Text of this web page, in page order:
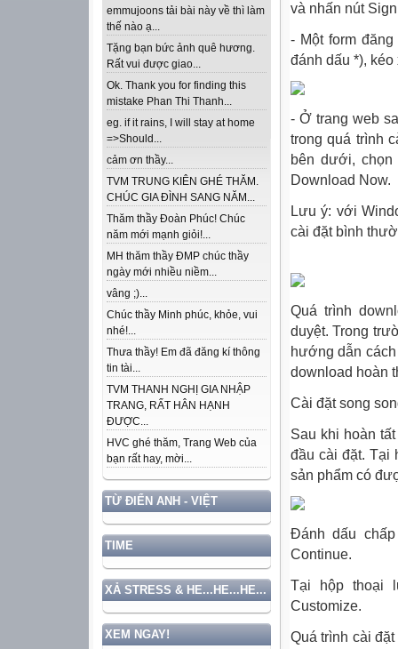
emmujoons tải bài này về thì làm
thế nào ạ...
Tặng bạn bức ảnh quê hương.
Rất vui được giao...
Ok. Thank you for finding this
mistake Phan Thi Thanh...
eg. if it rains, I will stay at home
=>Should...
cảm ơn thầy...
TVM TRUNG KIÊN GHÉ THĂM.
CHÚC GIA ĐÌNH SANG NĂM...
Thăm thầy Đoàn Phúc! Chúc
năm mới mạnh giỏi!...
MH thăm thầy ĐMP chúc thầy
ngày mới nhiều niềm...
vâng ;)...
Chúc thầy Minh phúc, khỏe, vui
nhé!...
Thưa thầy! Em đã đăng kí thông
tin tài...
TVM THANH NGHỊ GIA NHẬP
TRANG, RẤT HÂN HẠNH
ĐƯỢC...
HVC ghé thăm, Trang Web của
bạn rất hay, mời...
TỪ ĐIỂN ANH - VIỆT
TIME
XẢ STRESS & HE...HE...HE...
XEM NGAY!
và nhấn nút
- Một form
đánh dấu *),
- Ở trang web
trong quá trình
bên dưới, chọn
Download Now.
Lưu ý: với
cài đặt bình
Quá trình
duyệt. Trong
hướng dẫn
download hoàn
Cài đặt song
Sau khi hoàn
đầu cài đặt. Tại
sản phẩm có
Đánh dấu
Continue.
Tại hộp thoại
Customize.
Quá trình cài